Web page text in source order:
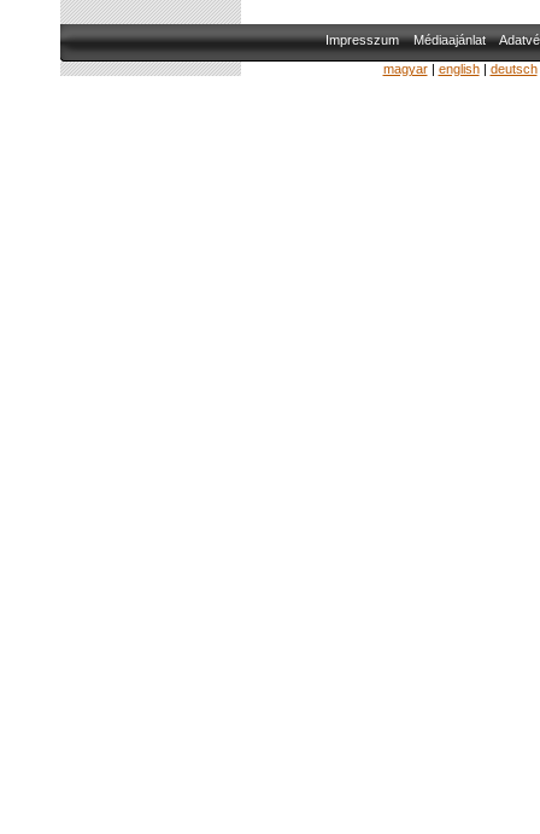
Impresszum Médiaajánlat
magyar| english| deutsch